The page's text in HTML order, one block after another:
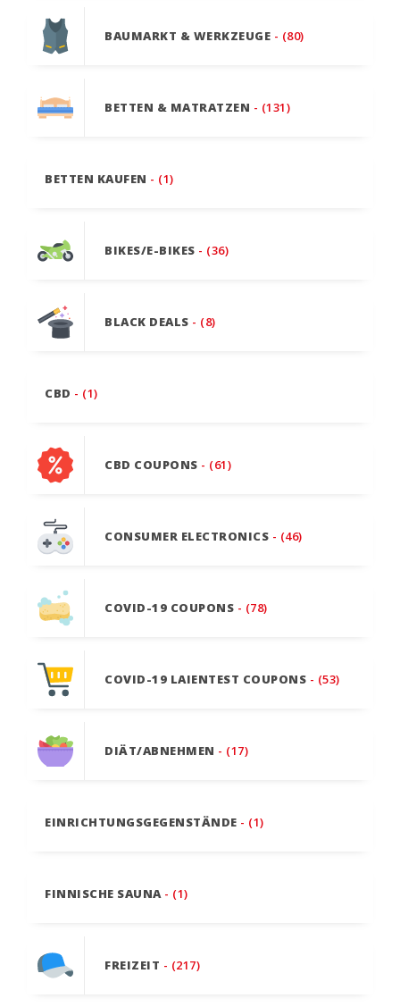
BAUMARKT & WERKZEUGE - (80)
BETTEN & MATRATZEN - (131)
BETTEN KAUFEN - (1)
BIKES/E-BIKES - (36)
BLACK DEALS - (8)
CBD - (1)
CBD COUPONS - (61)
CONSUMER ELECTRONICS - (46)
COVID-19 COUPONS - (78)
COVID-19 LAIENTEST COUPONS - (53)
DIÄT/ABNEHMEN - (17)
EINRICHTUNGSGEGENSTÄNDE - (1)
FINNISCHE SAUNA - (1)
FREIZEIT - (217)